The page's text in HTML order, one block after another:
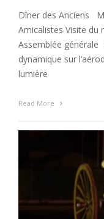
Dîner des Anciens
Amicalistes Visite du
Assemblée
dynamique sur
lumière
Read More